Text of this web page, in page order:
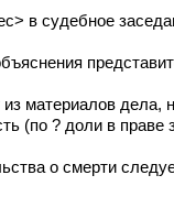
в судебное
из материалов
(по ? доли в
о смерти